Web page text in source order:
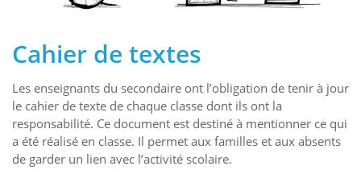
Cahier de textes
Les enseignants du secondaire ont l’obligation de tenir à jour
le cahier de texte de chaque classe dont ils ont la
responsabilité. Ce document est destiné à mentionner ce qui
a été réalisé en classe. Il permet aux familles et aux absents
de garder un lien avec l’activité scolaire.